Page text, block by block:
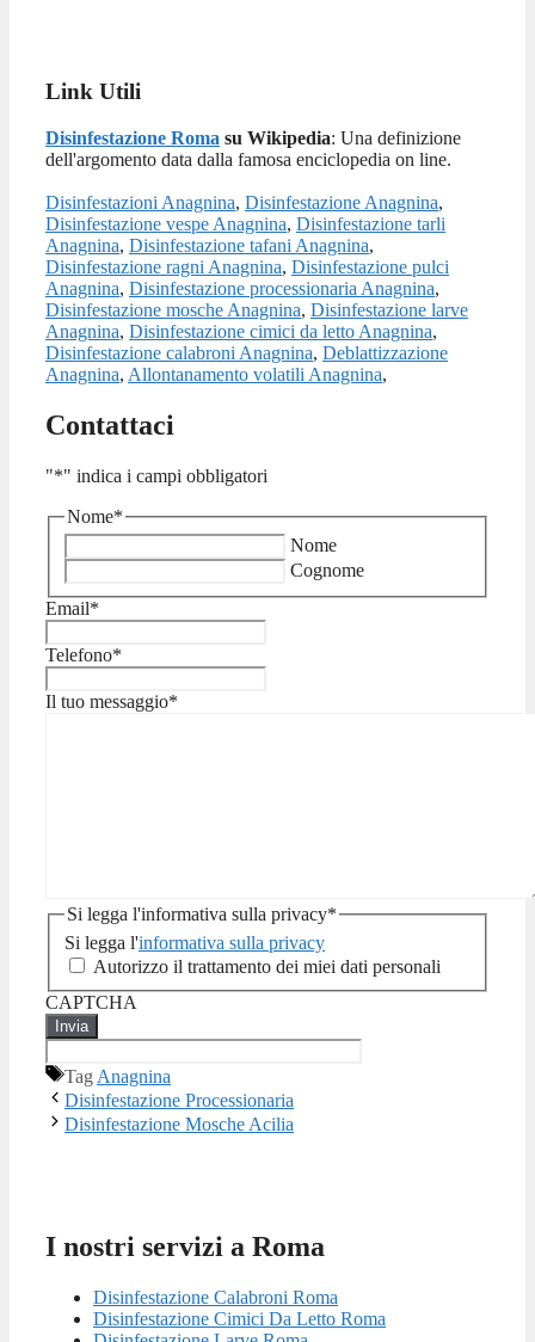
Link Utili
Disinfestazione Roma su Wikipedia: Una definizione
dell'argomento data dalla famosa enciclopedia on line.
Disinfestazioni Anagnina, Disinfestazione Anagnina,
Disinfestazione vespe Anagnina, Disinfestazione tarli
Anagnina, Disinfestazione tafani Anagnina,
Disinfestazione ragni Anagnina, Disinfestazione pulci
Anagnina, Disinfestazione processionaria Anagnina,
Disinfestazione mosche Anagnina, Disinfestazione larve
Anagnina, Disinfestazione cimici da letto Anagnina,
Disinfestazione calabroni Anagnina, Deblattizzazione
Anagnina, Allontanamento volatili Anagnina,
Contattaci
"*" indica i campi obbligatori
Nome*
Nome
Cognome
Email*
Telefono*
Il tuo messaggio*
Si legga l'informativa sulla privacy*
Si legga l'informativa sulla privacy
Autorizzo il trattamento dei miei dati personali
CAPTCHA
Tag Anagnina
Disinfestazione Processionaria
Disinfestazione Mosche Acilia
I nostri servizi a Roma
Disinfestazione Calabroni Roma
Disinfestazione Cimici Da Letto Roma